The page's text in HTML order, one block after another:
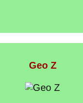
Geo Z